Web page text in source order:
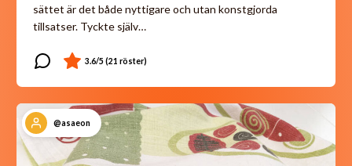
sättet är det både nyttigare och utan konstgjorda
tillsatser. Tyckte själv…
@asaeon